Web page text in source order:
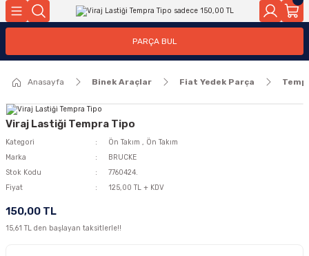
Geri Dön
Geri Dön
PARÇA BUL
Anasayfa Binek Araçlar Fiat Yedek Parça
Viraj Lastiği Tempra Tipo
Kategori Ön Takım , Ön Takım
Marka
BRUCKE
Stok Kodu
7760424.
Fiyat
125,00 TL + KDV
150,00 TL
15,61 TL den başlayan taksitlerle!!